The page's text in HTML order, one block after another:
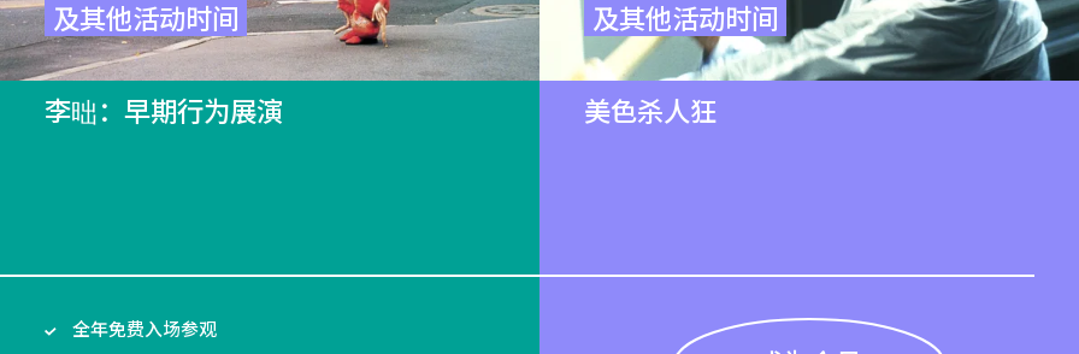
及其他活动时间
李昢：早期行为展演
及其他活动时间
美色杀人狂
全年免费入场参观